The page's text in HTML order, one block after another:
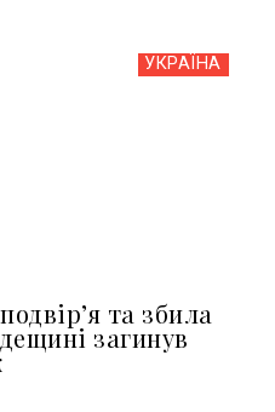
УКРАЇНА
та збила
загинув